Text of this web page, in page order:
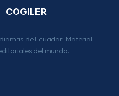
COGILER
de Ecuador. Material
del mundo.